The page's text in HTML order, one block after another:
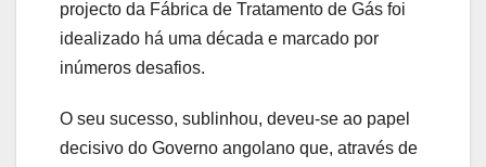
projecto da Fábrica de Tratamento de Gás foi
idealizado há uma década e marcado por
inúmeros desafios.
O seu sucesso, sublinhou, deveu-se ao papel
decisivo do Governo angolano que, através de